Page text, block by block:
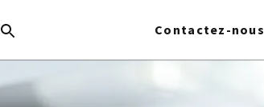
Contactez-nous